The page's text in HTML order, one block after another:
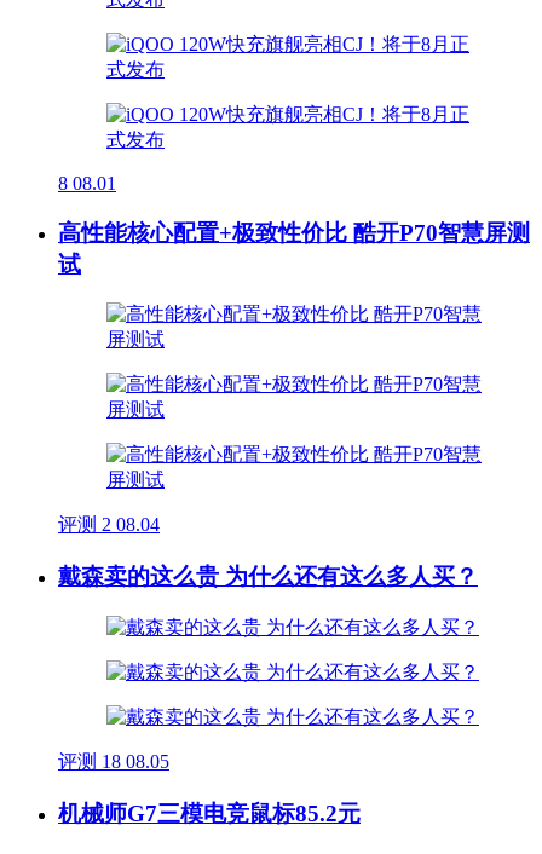
8 08.01
高性能核心配置+极致性价比 酷开P70智慧屏测
试
评测 2 08.04
戴森卖的这么贵 为什么还有这么多人买？
评测 18 08.05
机械师G7三模电竞鼠标85.2元